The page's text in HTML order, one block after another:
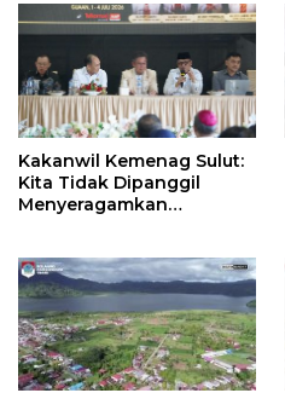
Kakanwil Kemenag Sulut:
Kita Tidak Dipanggil
Menyeragamkan
Kemanusiaan